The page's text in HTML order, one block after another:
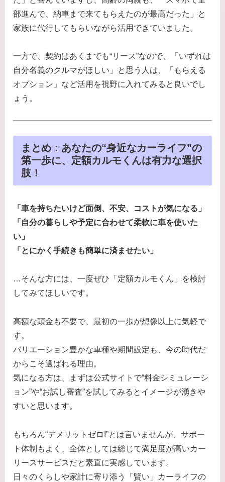
部進んで、納車まで来てもらえたのが最高だった」と
家族に代行してもらいながら活用できていました。
一方で、契約はあくまでも“リース”なので、「いずれは
自分名義のクルマがほしい」と思う人は、「もらえる
オプション」など活用を視野に入れてみると良いでし
ょう。
まとめ：あなたの“身近なカーライフ”の
第一歩に、定額カルモくんは有力な選択
肢！
「車を持ちたいけど面倒、不安、コストが気になる」
「自分の暮らしや予定に合わせて柔軟に車を使いた
い」
「とにかく手続きも簡単に済ませたい」
…そんな方には、一度ぜひ「定額カルモくん」を検討
してみてほしいです。
高額な頭金も不要で、最初の一歩が想像以上に気軽で
す。
バリエーション豊かな車種や期間設定も、今の時代だ
からこそ選ばれる理由。
気になる方は、まずは公式サイトで“料金シミュレーシ
ョン”や“お試し審査”を試してみるとイメージが湧きや
すいと思います。
もちろん“デメリットゼロ!”とは言いませんが、サポー
ト体制もよく、全体としては総じて満足度が高いカー
リースサービスだと素直に実感しています。
日々のくらしや家計に寄り添う「賢い」カーライフの